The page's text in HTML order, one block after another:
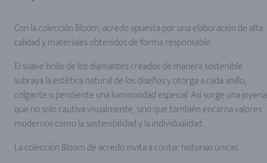
Con la colección Bloom, acredo apuesta por una elaboración de alta
calidad y materiales obtenidos de forma responsable.
El suave brillo de los diamantes creados de manera sostenible
subraya la estética natural de los diseños y otorga a cada anillo,
colgante o pendiente una luminosidad especial. Así surge una joyería
que no solo cautiva visualmente, sino que también encarna valores
modernos como la sostenibilidad y la individualidad.
La colección Bloom de acredo invita a contar historias únicas.